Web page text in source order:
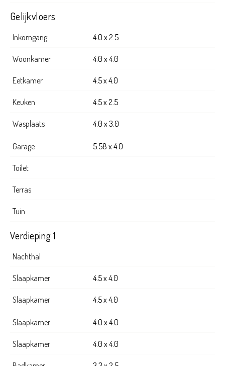
Gelijkvloers
Inkomgang 4.0 x 2.5
Woonkamer 4.0 x 4.0
Eetkamer 4.5 x 4.0
Keuken 4.5 x 2.5
Wasplaats 4.0 x 3.0
Garage 5.58 x 4.0
Toilet
Terras
Tuin
Verdieping 1
Nachthal
Slaapkamer 4.5 x 4.0
Slaapkamer 4.5 x 4.0
Slaapkamer 4.0 x 4.0
Slaapkamer 4.0 x 4.0